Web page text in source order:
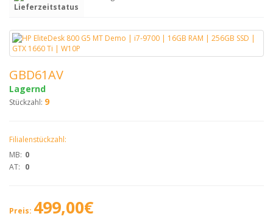
Lieferzeitstatus
GBD61AV
Lagernd
Stückzahl: 9
Filialenstückzahl:
MB: 0
AT: 0
Preis: 499,00€